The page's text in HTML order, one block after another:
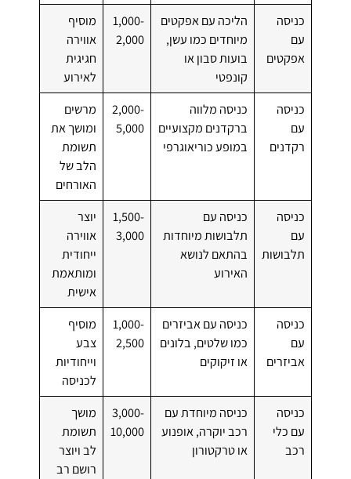
כניסה
עם
אפקטים
הליכה עם אפקטים
מיוחדים כמו עשן,
בועות סבון או
קונפטי
1,000-
2,000
מוסיף
אווירה
חגיגית
לאירוע
כניסה
עם
רקדנים
כניסה מלווה
ברקדנים מקצועיים
במופע כוריאוגרפי
2,000-
5,000
מרשים
ומושך את
תשומת
הלב של
האורחים
כניסה
עם
תלבושות
כניסה עם
תלבושות מיוחדות
בהתאם לנושא
האירוע
1,500-
3,000
יוצר
אווירה
ייחודית
ומותאמת
אישית
כניסה
עם
אביזרים
כניסה עם אביזרים
כמו שלטים, בלונים
או זיקוקים
1,000-
2,500
מוסיף
צבע
וייחודיות
לכניסה
כניסה
עם כלי
רכב
כניסה מיוחדת עם
רכב יוקרה, אופנוע
או טרקטורון
3,000-
10,000
מושך
תשומת
לב ויוצר
רושם רב